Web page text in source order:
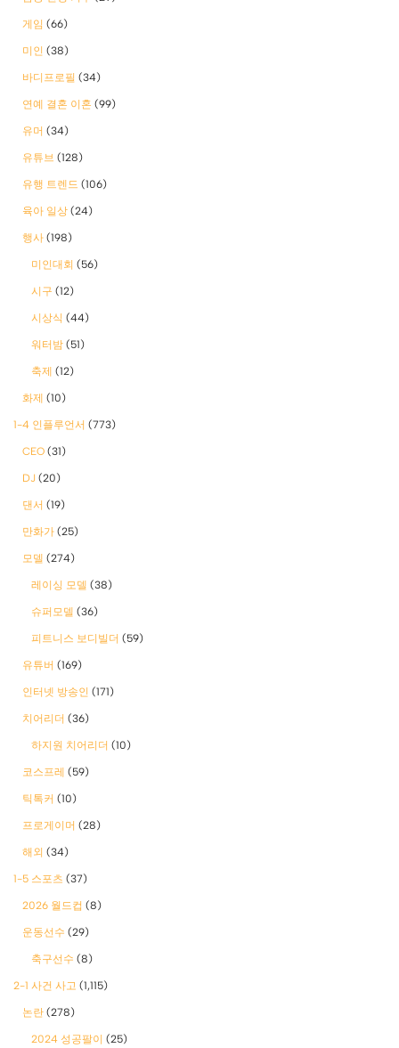
게임 (66)
미인 (38)
바디프로필 (34)
연예 결혼 이혼 (99)
유머 (34)
유튜브 (128)
유행 트렌드 (106)
육아 일상 (24)
행사 (198)
미인대회 (56)
시구 (12)
시상식 (44)
워터밤 (51)
축제 (12)
화제 (10)
1-4 인플루언서 (773)
CEO (31)
DJ (20)
댄서 (19)
만화가 (25)
모델 (274)
레이싱 모델 (38)
슈퍼모델 (36)
피트니스 보디빌더 (59)
유튜버 (169)
인터넷 방송인 (171)
치어리더 (36)
하지원 치어리더 (10)
코스프레 (59)
틱톡커 (10)
프로게이머 (28)
해외 (34)
1-5 스포츠 (37)
2026 월드컵 (8)
운동선수 (29)
축구선수 (8)
2-1 사건 사고 (1,115)
논란 (278)
2024 성공팔이 (25)